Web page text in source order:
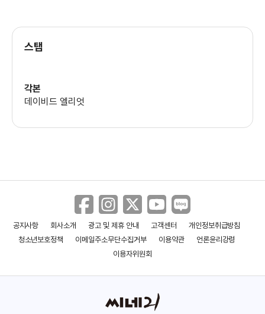
스탭
각본
데이비드 엘리엇
공지사항 회사소개 광고 및 제휴 안내 고객센터
개인정보취급방침
청소년보호정책
이메일주소무단수집거부 이용약관
언론윤리강령
이용자위원회